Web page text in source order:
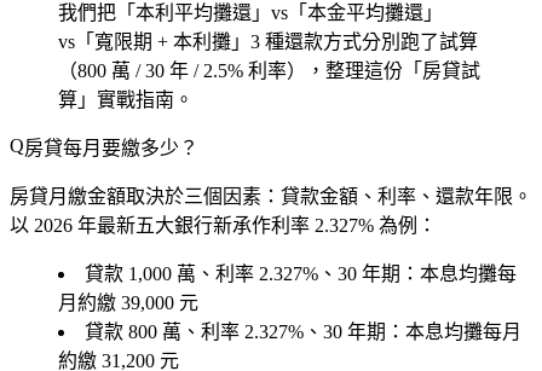
我們把「本利平均攤還」vs「本金平均攤還」
vs「寬限期 + 本利攤」3 種還款方式分別跑了試算
（800 萬 / 30 年 / 2.5% 利率），整理這份「房貸試
算」實戰指南。
房貸每月要繳多少？
房貸月繳金額取決於三個因素： 貸款金額、利率、還款年限 。
以 2026 年最新五大銀行新承作利率 2.327% 為例：
貸款 1,000 萬 、利率 2.327%、 30 年期：本息均攤每
月約繳 39,000 元
貸款 800 萬 、利率 2.327%、 30 年期：本息均攤每月
約繳 31,200 元